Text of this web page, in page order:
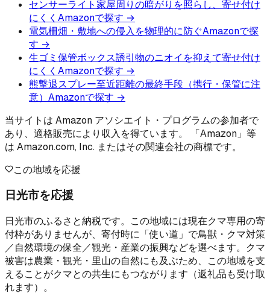
センサーライト家屋周りの暗がりを照らし、寄せ付け
にくく Amazonで探す →
電気柵畑・敷地への侵入を物理的に防ぐAmazonで探
す →
生ゴミ保管ボックス誘引物のニオイを抑えて寄せ付け
にくく Amazonで探す →
熊撃退スプレー至近距離の最終手段（携行・保管に注
意） Amazonで探す →
当サイトは Amazon アソシエイト・プログラムの参加者で
あり、適格販売により収入を得ています。 「Amazon」等
は Amazon.com, Inc. またはその関連会社の商標です。
この地域を応援
日光市を応援
日光市のふるさと納税です。この地域には現在クマ専用の寄
付枠がありませんが、寄付時に「使い道」で鳥獣・クマ対策
／自然環境の保全／観光・産業の振興などを選べます。クマ
被害は農業・観光・里山の自然にも及ぶため、この地域を支
えることがクマとの共生にもつながります（返礼品も受け取
れます）。